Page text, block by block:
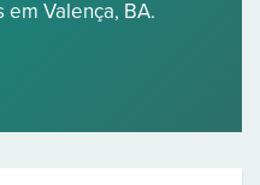
Valença, BA.